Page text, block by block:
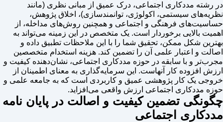
در رشته مددکاری اجتماعی، درک عمیق از مبانی نظری (مانند
نظریه‌های سیستمی، اکولوژی، توانمندسازی)، اخلاق پژوهش،
حساسیت‌های فرهنگی و اجتماعی و همچنین روش‌های مداخله، از
اهمیت بالایی برخوردار است. یک متخصص در این زمینه می‌تواند به
بهترین شکل ممکن، تحقیق شما را با این ملاحظات تطبیق داده و
اصالت و اعتبار علمی آن را تضمین کند. هزینه استخدام متخصصین
مجرب‌تر و با سابقه در حوزه مددکاری اجتماعی، نشان‌دهنده کیفیت و
ارزش افزوده کار آنهاست. این سرمایه‌گذاری به معنای اطمینان از
خروجی یک کار پژوهشی عمیق و کاربردی است که به جامعه علمی و
حوزه مددکاری اجتماعی ارزش واقعی می‌افزاید.
چگونگی تضمین کیفیت و اصالت در پایان نامه
مددکاری اجتماعی